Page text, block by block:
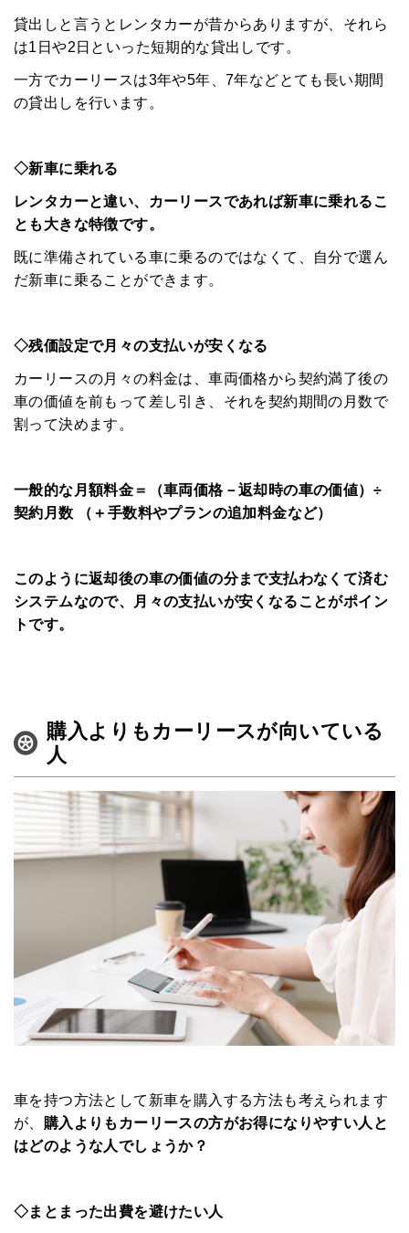
みんなのコラム
マチネタ
ペットNOW
定額リースプランのご紹介
運営会社
貸出しと言うとレンタカーが昔からありますが、それら
は1日や2日といった短期的な貸出しです。
一方でカーリースは3年や5年、7年などとても長い期間
の貸出しを行います。
◇新車に乗れる
レンタカーと違い、カーリースであれば新車に乗れるこ
とも大きな特徴です。
既に準備されている車に乗るのではなくて、自分で選ん
だ新車に乗ることができます。
◇残価設定で月々の支払いが安くなる
カーリースの月々の料金は、車両価格から契約満了後の
車の価値を前もって差し引き、それを契約期間の月数で
割って決めます。
一般的な月額料金＝（車両価格－返却時の車の価値）÷
契約月数 （＋手数料やプランの追加料金など）
このように返却後の車の価値の分まで支払わなくて済む
システムなので、月々の支払いが安くなることがポイン
トです。
購入よりもカーリースが向いている
人
車を持つ方法として新車を購入する方法も考えられます
が、 購入よりもカーリースの方がお得になりやすい人と
はどのような人でしょうか？
◇まとまった出費を避けたい人